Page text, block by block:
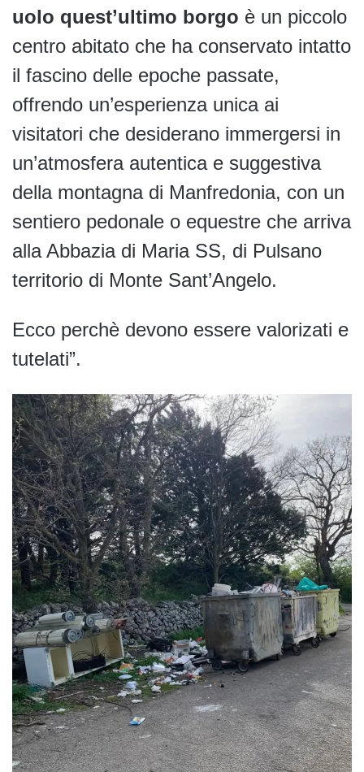
uolo quest’ultimo borgo è un piccolo
centro abitato che ha conservato intatto
il fascino delle epoche passate,
offrendo un’esperienza unica ai
visitatori che desiderano immergersi in
un’atmosfera autentica e suggestiva
della montagna di Manfredonia, con un
sentiero pedonale o equestre che arriva
alla Abbazia di Maria SS, di Pulsano
territorio di Monte Sant’Angelo.
Ecco perchè devono essere valorizati e
tutelati”.